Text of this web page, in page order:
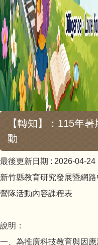
【轉知】：115年
動
最後更新日期 : 2026-04-24
新竹縣教育研究發展暨網
營隊活動內容課程表
說明：
一、為推廣科技教育與因